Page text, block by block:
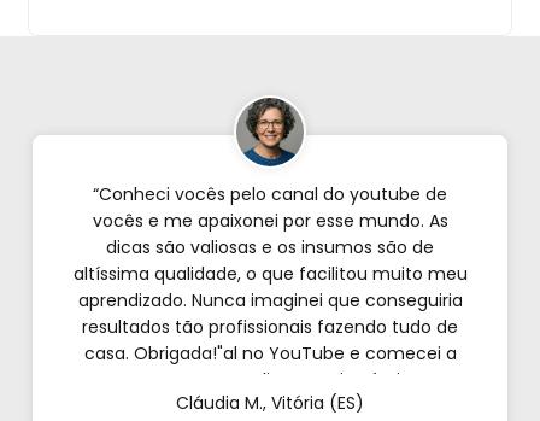
“Conheci vocês pelo canal do youtube de
vocês e me apaixonei por esse mundo. As
dicas são valiosas e os insumos são de
altíssima qualidade, o que facilitou muito meu
aprendizado. Nunca imaginei que conseguiria
resultados tão profissionais fazendo tudo de
casa. Obrigada!"al no YouTube e comecei a
testar em casa. As dicas são incríveis e os
produtos são exatamente como mostram nos
Cláudia M., Vitória (ES)